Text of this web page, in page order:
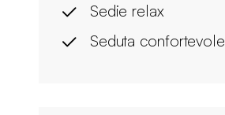
Sedie relax
Seduta confortevole